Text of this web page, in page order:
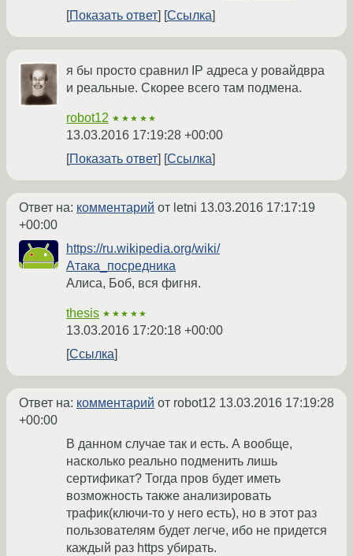
Показать ответ Ссылка
я бы просто сравнил IP адреса у ровайдвра
и реальные. Скорее всего там подмена.
robot12 ★★★★★
13.03.2016 17:19:28 +00:00
Показать ответ
Ссылка
Ответ на: комментарий от letni 13.03.2016 17:17:19
+00:00
https://ru.wikipedia.org/wiki/
Атака_посредника
Алиса, Боб, вся фигня.
thesis ★★★★★
13.03.2016 17:20:18 +00:00
Ссылка
Ответ на: комментарий от robot12 13.03.2016 17:19:28
+00:00
В данном случае так и есть. А вообще,
насколько реально подменить лишь
сертификат? Тогда пров будет иметь
возможность также анализировать
трафик(ключи-то у него есть), но в этот раз
пользователям будет легче, ибо не придется
каждый раз https убирать.